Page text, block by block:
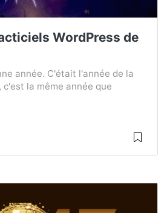
WordPress de
année. C'était l'année de la
la même année que